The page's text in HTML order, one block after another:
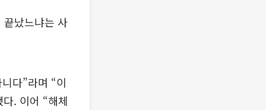
끝났느냐는 사
다”라며 “이
. 이어 “해체